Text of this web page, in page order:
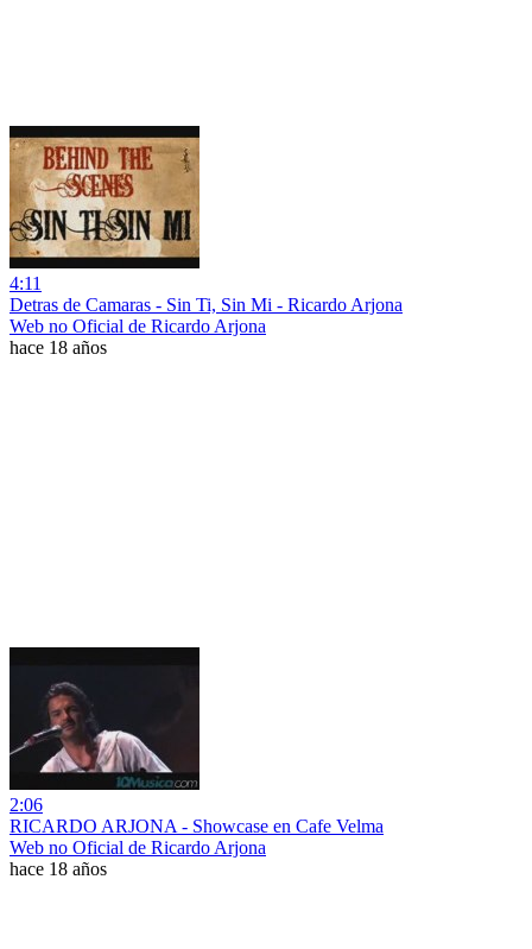
4:11
Detras de Camaras - Sin Ti, Sin Mi - Ricardo Arjona
Web no Oficial de Ricardo Arjona
hace 18 años
2:06
RICARDO ARJONA - Showcase en Cafe Velma
Web no Oficial de Ricardo Arjona
hace 18 años